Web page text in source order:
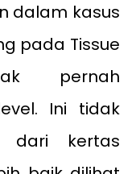
dalam kasus
pada Tissue
pernah
Ini tidak
dari kertas